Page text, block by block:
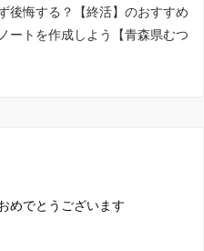
後悔する？【終活】のおすすめ
ートを作成しよう【青森県むつ
めでとうございます